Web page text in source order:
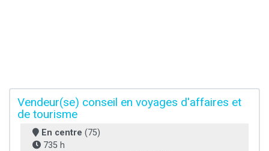
Vendeur(se) conseil en voyages d'affaires et
de tourisme
En centre (75)
735 h